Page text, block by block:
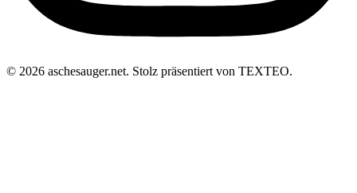
© 2026 aschesauger.net. Stolz präsentiert von TEXTEO.